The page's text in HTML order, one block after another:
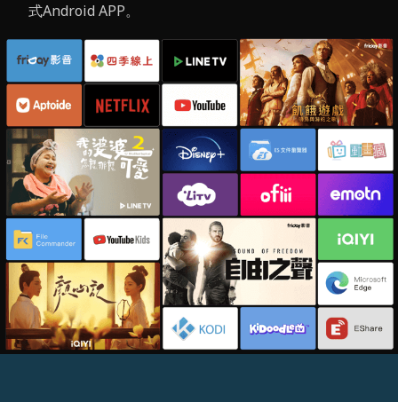
式Android APP。